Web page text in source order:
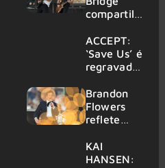
compartilh
vivo de
“Fortress”
gravada
am Ring
2026
ACCEPT:
‘Save Us’ é
regravada
membros
do GHOST
e KORN
Brandon
Flowers
reflete
futuro e
levanta
KAI
HANSEN: